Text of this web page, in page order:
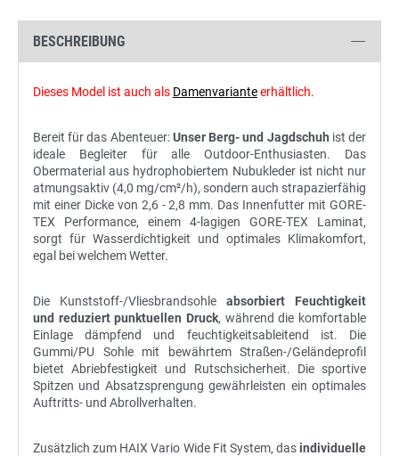
BESCHREIBUNG
Dieses Model ist auch als Damenvarianteerhältlich.
Bereit für das Abenteuer:Unser Berg- und Jagdschuh ist der
ideale Begleiter für alle Outdoor-Enthusiasten. Das
Obermaterial aus hydrophobiertem Nubukleder ist nicht nur
atmungsaktiv (4,0 mg/cm²/h), sondern auch strapazierfähig
mit einer Dicke von 2,6 - 2,8 mm. Das Innenfutter mit GORE-
TEX Performance, einem 4-lagigen GORE-TEX Laminat,
sorgt für Wasserdichtigkeit und optimales Klimakomfort,
egal bei welchem Wetter.
Die Kunststoff-/Vliesbrandsohle absorbiert Feuchtigkeit
und reduziert punktuellen Druck, während die komfortable
Einlage dämpfend und feuchtigkeitsableitend ist. Die
Gummi/PU Sohle mit bewährtem Straßen-/Geländeprofil
bietet Abriebfestigkeit und Rutschsicherheit. Die sportive
Spitzen und Absatzsprengung gewährleisten ein optimales
Auftritts- und Abrollverhalten.
Zusätzlich zum HAIX Vario Wide Fit System, dasindividuelle